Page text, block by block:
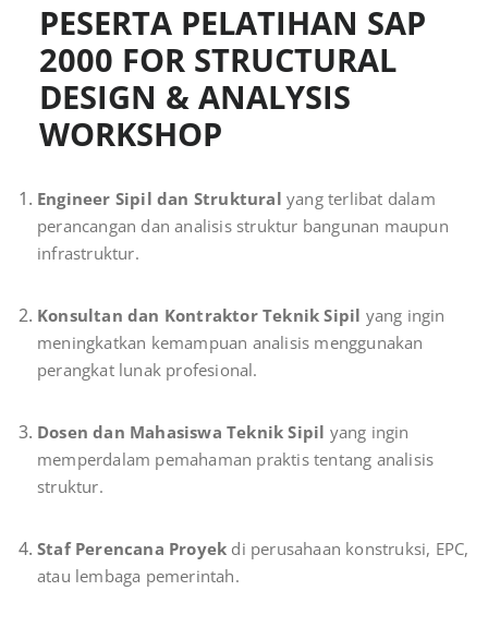
PESERTA PELATIHAN SAP
2000 FOR STRUCTURAL
DESIGN & ANALYSIS
WORKSHOP
Engineer Sipil dan Struktural yang terlibat dalam
perancangan dan analisis struktur bangunan maupun
infrastruktur.
Konsultan dan Kontraktor Teknik Sipil yang ingin
meningkatkan kemampuan analisis menggunakan
perangkat lunak profesional.
Dosen dan Mahasiswa Teknik Sipil yang ingin
memperdalam pemahaman praktis tentang analisis
struktur.
Staf Perencana Proyek di perusahaan konstruksi, EPC,
atau lembaga pemerintah.